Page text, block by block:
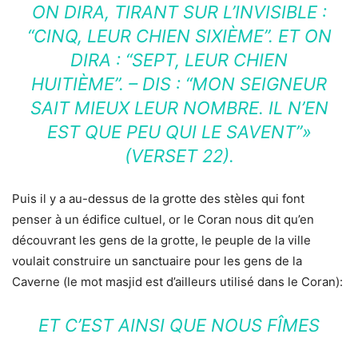
ON DIRA, TIRANT SUR L’INVISIBLE :
“CINQ, LEUR CHIEN SIXIÈME”. ET ON
DIRA : “SEPT, LEUR CHIEN
HUITIÈME”. – DIS : “MON SEIGNEUR
SAIT MIEUX LEUR NOMBRE. IL N’EN
EST QUE PEU QUI LE SAVENT”»
(VERSET 22).
Puis il y a au-dessus de la grotte des stèles qui font
penser à un édifice cultuel, or le Coran nous dit qu’en
découvrant les gens de la grotte, le peuple de la ville
voulait construire un sanctuaire pour les gens de la
Caverne (le mot masjid est d’ailleurs utilisé dans le Coran):
ET C’EST AINSI QUE NOUS FÎMES